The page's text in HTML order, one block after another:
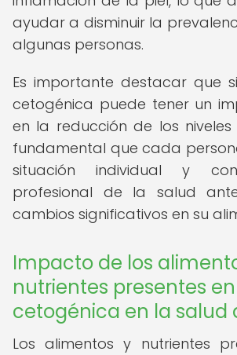
ayudar a disminuir la
algunas personas.
Es importante destacar que
cetogénica puede tener un
en la reducción de los niveles
fundamental que cada
situación individual y
profesional de la salud
cambios significativos en su
Impacto de los
nutrientes presentes
cetogénica en la salud
Los alimentos y nutrientes